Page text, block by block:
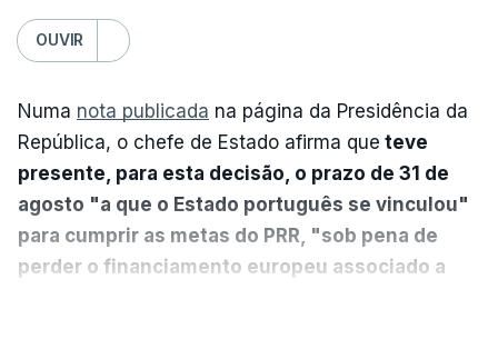
OUVIR
Numa nota publicada na página da Presidência da
República, o chefe de Estado afirma que teve
presente, para esta decisão, o prazo de 31 de
agosto "a que o Estado português se vinculou"
para cumprir as metas do PRR, "sob pena de
perder o financiamento europeu associado a